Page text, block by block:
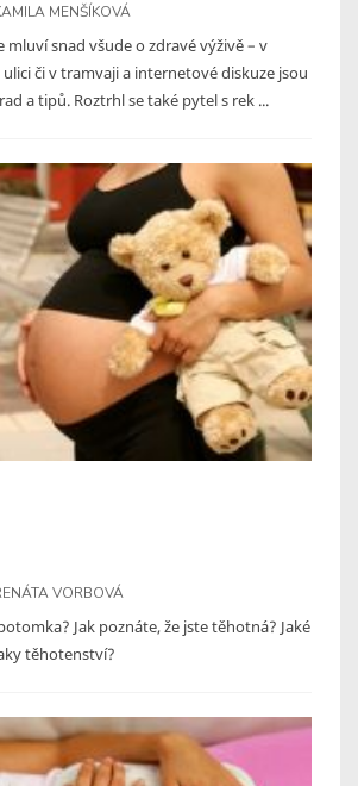
MENŠÍKOVÁ
mluví snad všude o zdravé výživě – v
či v tramvaji a internetové diskuze jsou
a tipů. Roztrhl se také pytel s rek ...
VORBOVÁ
Jak poznáte, že jste těhotná? Jaké
těhotenství?